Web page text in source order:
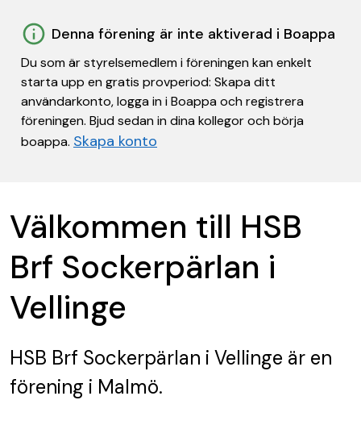
Denna förening är inte aktiverad i Boappa
Du som är styrelsemedlem i föreningen kan enkelt
starta upp en gratis provperiod: Skapa ditt
användarkonto, logga in i Boappa och registrera
föreningen. Bjud sedan in dina kollegor och börja
boappa. Skapa konto
Välkommen till HSB
Brf Sockerpärlan i
Vellinge
HSB Brf Sockerpärlan i Vellinge är en
förening i Malmö.